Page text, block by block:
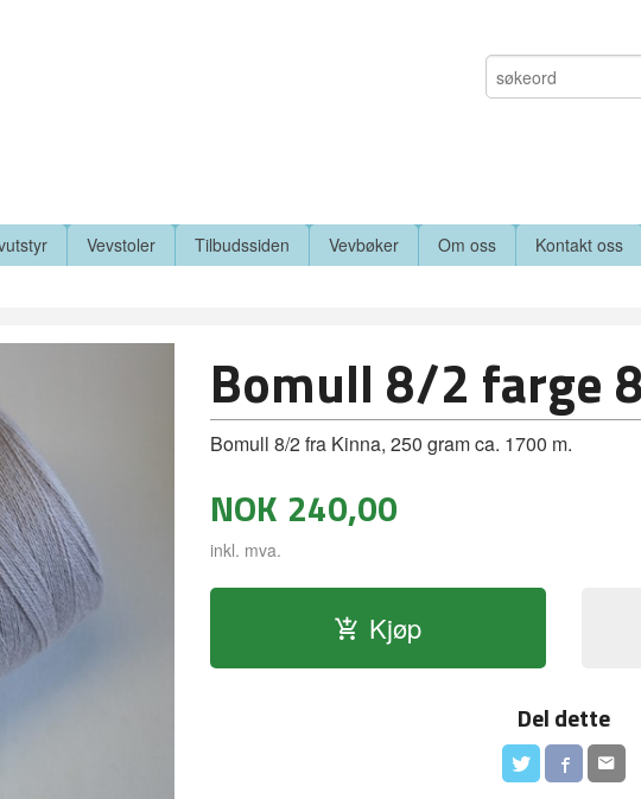
Vevstoler Tilbudssiden Vevbøker Om oss Kontakt oss
Bomull 8/2 farge
Bomull 8/2 fra Kinna, 250 gram ca. 1700 m.
NOK 240,00
inkl. mva.
Kjøp
Del dette